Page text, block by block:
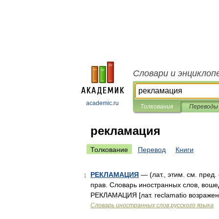
academic.ru
Словари и
Толкования Переводы
рекламация
Толкование Перевод Книги
1 РЕКЛАМАЦИЯ — (лат., этим. см. пред.
прав. Словарь иностранных слов,
РЕКЛАМАЦИЯ [лат. reclamatio
Словарь иностранных слов русского языка